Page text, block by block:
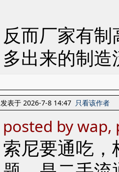
反而厂家有
多出来的制
发表于 2026-7-8 14:47 只看该作者
posted by
索尼要通吃